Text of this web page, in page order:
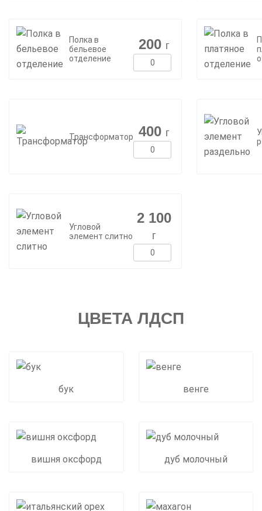
Полка в
бельевое
отделение
200 г
Трансформатор 400 г
Угловой
элемент слитно
2 100
г
ЦВЕТА ЛДСП
бук венге
вишня оксфорд дуб молочный